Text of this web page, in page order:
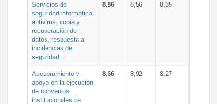
Servicios de
seguridad informática:
antivirus, copia y
recuperación de
datos, respuesta a
incidencias de
seguridad...
8,86 8,56 8,35
Asesoramiento y
apoyo en la ejecución
de convenios
institucionales de
8,66 8,92 8,27